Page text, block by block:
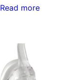
Read more